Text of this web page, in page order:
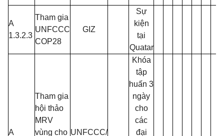
A
1.3.2.3
Tham gia
UNFCCC
COP28
GIZ
Sự
kiện
tại
Quatar
A
Tham gia
hội thảo
MRV
vùng cho UNFCCC/
Khóa
tập
huấn 3
ngày
cho
các
đại